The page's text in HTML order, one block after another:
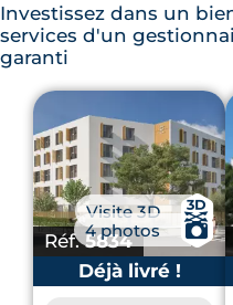
Investissez dans un
services d'un
garanti
Réf.5834
Visite 3D 📸
4 photos
📷
Déjà livré !